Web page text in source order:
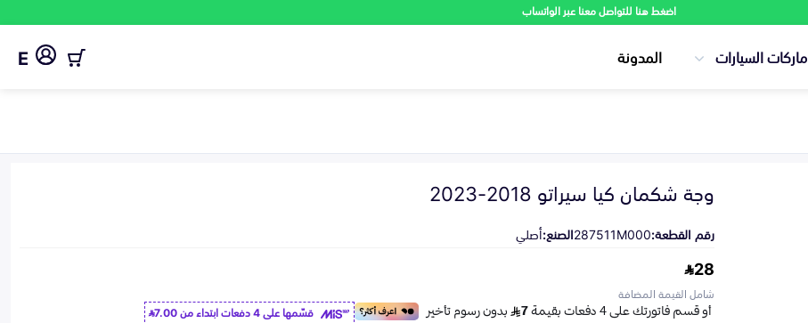
اضغط هنا للتواصل معنا عبر الواتساب
ماركات السيارات المدونة E
وجة شكمان كيا سيراتو 2018-2023
رقم القطعة:287511M000الصنع:أصلي
28
شامل القيمة المضافة
قسّمها على 4 دفعات ابتداء من
7.00